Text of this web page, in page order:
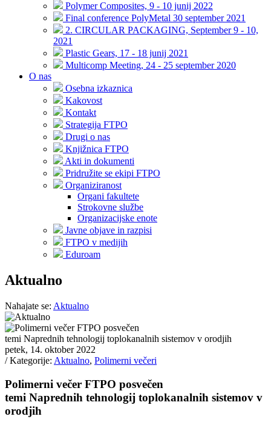
Polymer Composites, 9 - 10 junij 2022
Final conference PolyMetal 30 september 2021
2. CIRCULAR PACKAGING, September 9 - 10,
2021
Plastic Gears, 17 - 18 junij 2021
Multicomp Meeting, 24 - 25 september 2020
O nas
Osebna izkaznica
Kakovost
Kontakt
Strategija FTPO
Drugi o nas
Knjižnica FTPO
Akti in dokumenti
Pridružite se ekipi FTPO
Organiziranost
Organi fakultete
Strokovne službe
Organizacijske enote
Javne objave in razpisi
FTPO v medijih
Eduroam
Aktualno
Nahajate se: Aktualno
petek, 14. oktober 2022
/ Kategorije: Aktualno, Polimerni večeri
Polimerni večer FTPO posvečen
temi Naprednih tehnologij toplokanalnih sistemov v
orodjih